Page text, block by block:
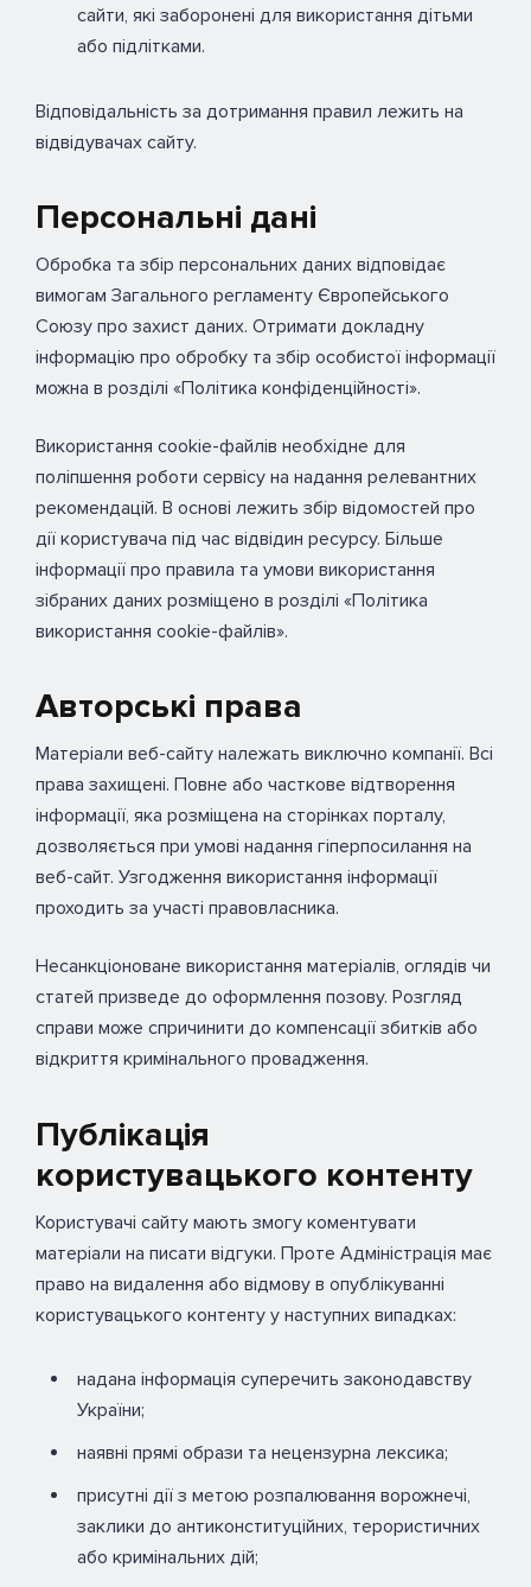
сайти, які заборонені для використання дітьми
або підлітками.
Відповідальність за дотримання правил лежить на
відвідувачах сайту.
Персональні дані
Обробка та збір персональних даних відповідає
вимогам Загального регламенту Європейського
Союзу про захист даних. Отримати докладну
інформацію про обробку та збір особистої інформації
можна в розділі «Політика конфіденційності».
Використання cookie-файлів необхідне для
поліпшення роботи сервісу на надання релевантних
рекомендацій. В основі лежить збір відомостей про
дії користувача під час відвідин ресурсу. Більше
інформації про правила та умови використання
зібраних даних розміщено в розділі «Політика
використання cookie-файлів».
Авторські права
Матеріали веб-сайту належать виключно компанії. Всі
права захищені. Повне або часткове відтворення
інформації, яка розміщена на сторінках порталу,
дозволяється при умові надання гіперпосилання на
веб-сайт. Узгодження використання інформації
проходить за участі правовласника.
Несанкціоноване використання матеріалів, оглядів чи
статей призведе до оформлення позову. Розгляд
справи може спричинити до компенсації збитків або
відкриття кримінального провадження.
Публікація
користувацького контенту
Користувачі сайту мають змогу коментувати
матеріали на писати відгуки. Проте Адміністрація має
право на видалення або відмову в опублікуванні
користувацького контенту у наступних випадках:
надана інформація суперечить законодавству
України;
наявні прямі образи та нецензурна лексика;
присутні дії з метою розпалювання ворожнечі,
заклики до антиконституційних, терористичних
або кримінальних дій;